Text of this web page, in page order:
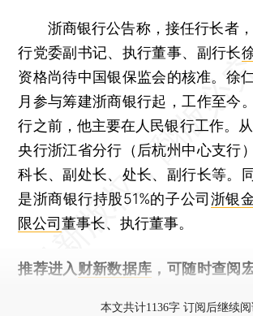
浙商银行公告称，接任行长者
行党委副书记、执行董事、副行长
资格尚待中国银保监会的核准。徐
月参与筹建浙商银行起，工作至今
行之前，他主要在人民银行工作。
央行浙江省分行（后杭州中心支行
科长、副处长、处长、副行长等。
是浙商银行持股51%的子公司 浙银
限公司董事长、执行董事。
推荐进入 财新数据库 ，可随时查阅
本文共计1136字 订阅后继续